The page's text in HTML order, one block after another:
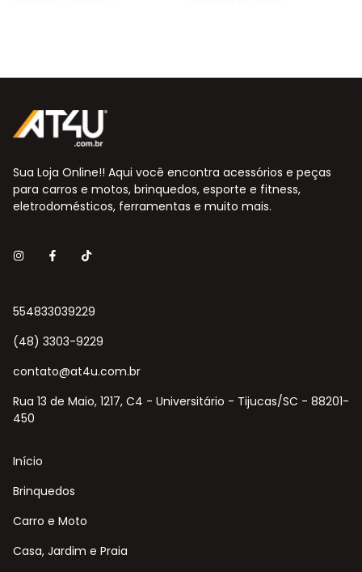
Sua Loja Online!! Aqui você encontra acessórios e peças
para carros e motos, brinquedos, esporte e fitness,
eletrodomésticos, ferramentas e muito mais.
554833039229
(48) 3303-9229
contato@at4u.com.br
Rua 13 de Maio, 1217, C4 - Universitário - Tijucas/SC - 88201-
450
Início
Brinquedos
Carro e Moto
Casa, Jardim e Praia